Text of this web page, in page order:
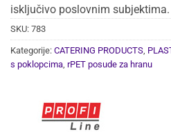
isključivo poslovnim subjektima.
SKU: 783
Kategorije: CATERING PRODUCTS,
s poklopcima, rPET posude za hranu